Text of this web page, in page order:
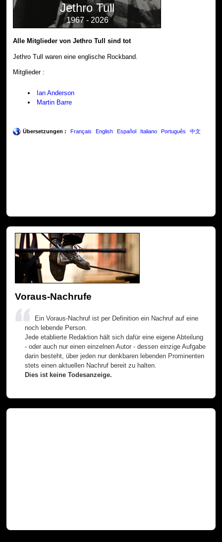
Jethro Tull
1967 - 2026
Alle Mitglieder von Jethro Tull sind tot
Jethro Tull waren eine englische Rockband.
Mitglieder :
Ian Anderson
Martin Barre
Übersetzungen : Français English Español Italiano Português 中文
Voraus-Nachrufe
Ein Voraus-Nachruf ist per Definition ein Nachruf auf eine
noch lebende Person.
Jede etablierte Redaktion hält sich dafür eine eigene Abteilung
- oder auch nur einen einzelnen Autor - dessen einzige Aufgabe
darin besteht, über jeden nur denkbaren lebenden Prominenten
stets einen aktuellen Nachruf bereit zu halten.
Dies ist keine Todesanzeige.